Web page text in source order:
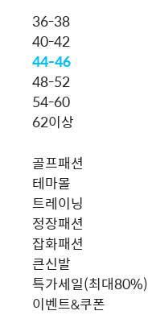
36-38
40-42
44-46
48-52
54-60
62이상
골프패션
테마몰
트레이닝
정장패션
잡화패션
큰신발
특가세일(최대80%)
이벤트&쿠폰